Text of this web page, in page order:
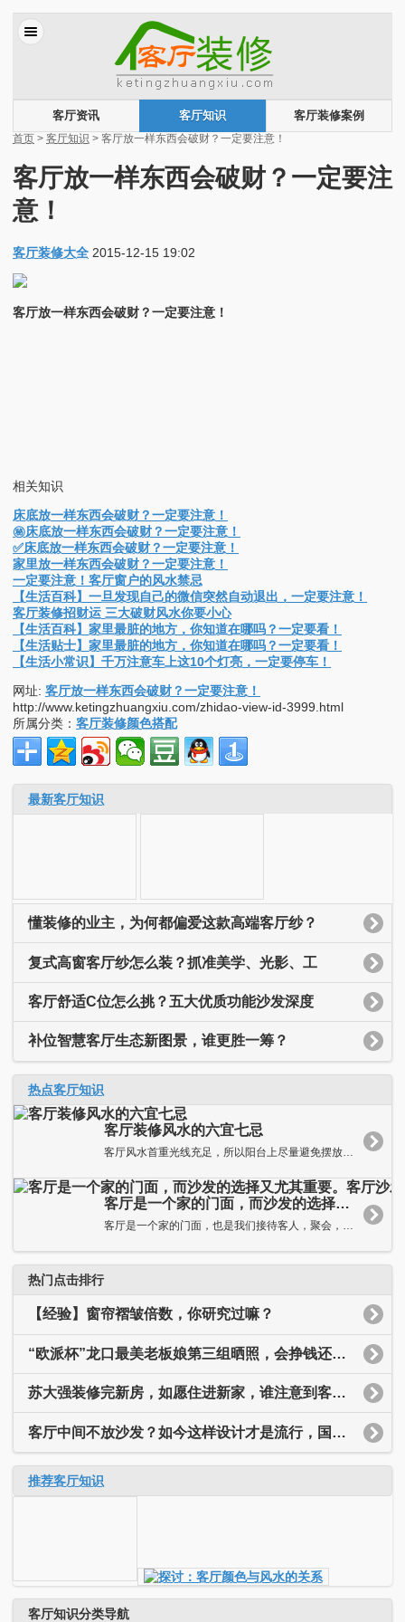
客厅资讯 客厅知识
客厅装修案例
首页 > 客厅知识 > 客厅放一样东西会破财？一定要注意！
客厅放一样东西会破财？一定要注
意！
客厅装修大全 2015-12-15 19:02
客厅放一样东西会破财？一定要注意！
相关知识
床底放一样东西会破财？一定要注意！
㊙床底放一样东西会破财？一定要注意！
✅床底放一样东西会破财？一定要注意！
家里放一样东西会破财？一定要注意！
一定要注意！客厅窗户的风水禁忌
【生活百科】一旦发现自己的微信突然自动退出，一定要注意！
客厅装修招财运 三大破财风水你要小心
【生活百科】家里最脏的地方，你知道在哪吗？一定要看！
【生活贴士】家里最脏的地方，你知道在哪吗？一定要看！
【生活小常识】千万注意车上这10个灯亮，一定要停车！
网址: 客厅放一样东西会破财？一定要注意！
http://www.ketingzhuangxiu.com/zhidao-view-id-3999.html
所属分类： 客厅装修颜色搭配
最新客厅知识
懂装修的业主，为何都偏爱这款高端客厅纱？
复式高窗客厅纱怎么装？抓准美学、光影、工
客厅舒适C位怎么挑？五大优质功能沙发深度
补位智慧客厅生态新图景，谁更胜一筹？
热点客厅知识
客厅装修风水的六宜七忌
客厅风水首重光线充足，所以阳台上尽量避免摆放太多浓密的盆栽，...
客厅是一个家的门面，而沙发的选择又尤其重要。客厅沙发你选对了吗？
客厅是一个家的门面，也是我们接待客人，聚会，娱乐的重要场所，...
热门点击排行
【经验】窗帘褶皱倍数，你研究过嘛？
“欧派杯”龙口最美老板娘第三组晒照，会挣钱还这么漂亮，你认识她吗？
苏大强装修完新房，如愿住进新家，谁注意到客厅墙上的五个字了？
客厅中间不放沙发？如今这样设计才是流行，国外早就开始了！
推荐客厅知识
客厅知识分类导航